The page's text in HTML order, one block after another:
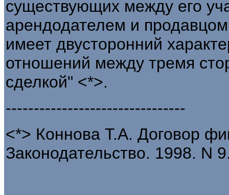
существующих между его
арендодателем и
имеет двусторонний
отношений между тремя
сделкой" <*>.
--------------------------------
<*> Коннова Т.А. Договор
Законодательство. 1998. N